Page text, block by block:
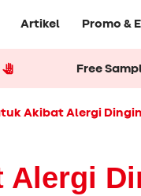
Artikel Promo &
Free
Akibat Alergi
Alergi